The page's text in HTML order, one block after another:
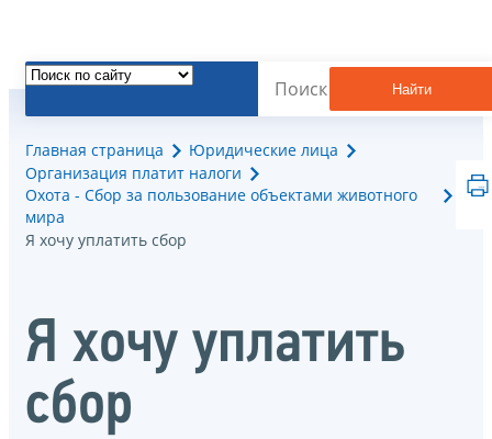
Найти
Главная страница
Юридические лица
Организация платит налоги
Охота - Сбор за пользование объектами животного
мира
Я хочу уплатить сбор
Я хочу уплатить
сбор